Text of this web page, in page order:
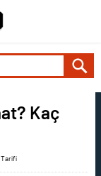
Kaç
Tarifi